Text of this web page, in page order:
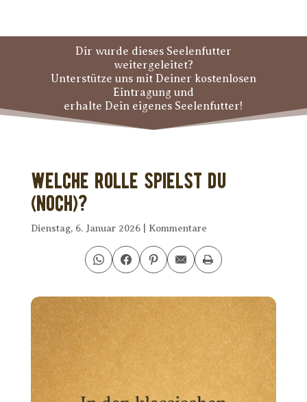
Dir wurde dieses Seelenfutter
weitergeleitet?
Unterstütze uns mit Deiner kostenlosen
Eintragung und
erhalte Dein eigenes Seelenfutter!
Welche Rolle spielst Du
(noch)?
Dienstag, 6. Januar 2026| Kommentare